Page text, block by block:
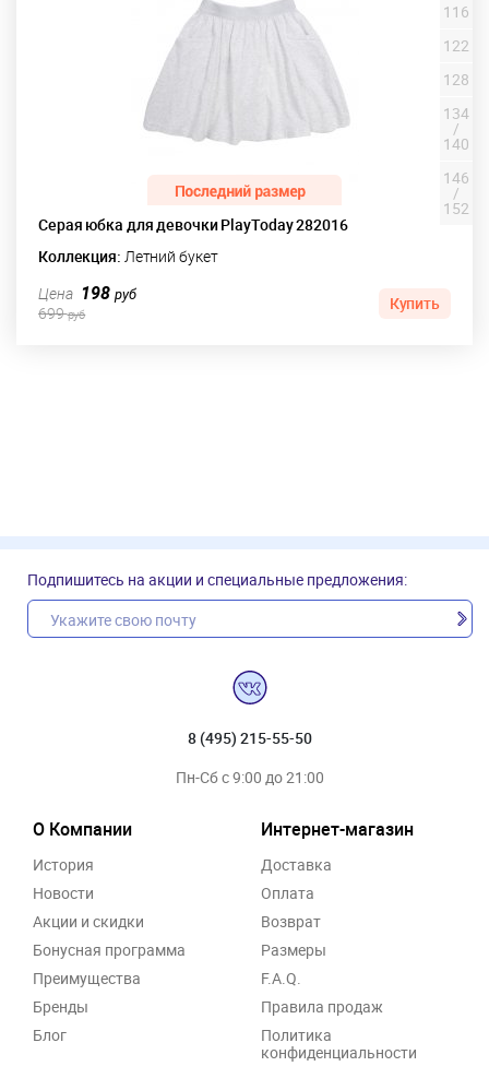
Серая юбка для девочки PlayToday 282016
Коллекция: Летний букет
116
122
128
134
/
140
146
/
152
Цена 198руб
699руб
Купить
Подпишитесь на акции и специальные предложения:
8 (495) 215-55-50
Пн-Сб с 9:00 до 21:00
О Компании
История
Новости
Акции и скидки
Бонусная программа
Преимущества
Бренды
Блог
Интернет-магазин
Доставка
Оплата
Возврат
Размеры
F.A.Q.
Правила продаж
Политика
конфиденциальности